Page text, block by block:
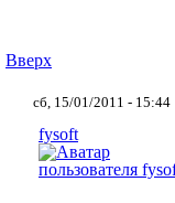
Вверх
сб, 15/01/2011 - 15:44
fysoft